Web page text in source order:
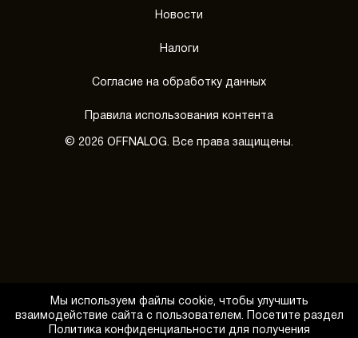
Новости
Налоги
Согласие на обработку данных
Правила использования контента
© 2026 OFFNALOG. Все права защищены.
Мы используем файлы cookie, чтобы улучшить
взаимодействие сайта с пользователем. Посетите раздел
Политика конфиденциальности для получения